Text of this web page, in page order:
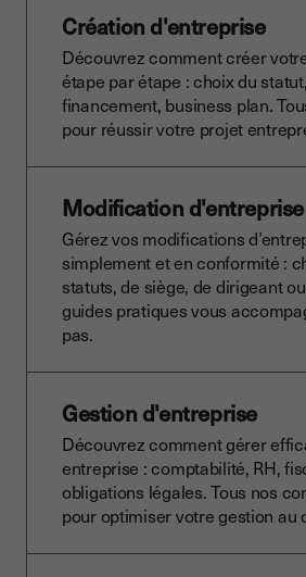
Création d'entreprise
Découvrez comment créer
étape par étape : choix du
financement, business plan.
pour réussir votre projet
Modification d'entreprise
Gérez vos modifications
simplement et en conformité :
statuts, de siège, de dirigeant
guides pratiques vous
pas.
Gestion d'entreprise
Découvrez comment gérer
entreprise : comptabilité, RH,
obligations légales. Tous nos
pour optimiser votre gestion au